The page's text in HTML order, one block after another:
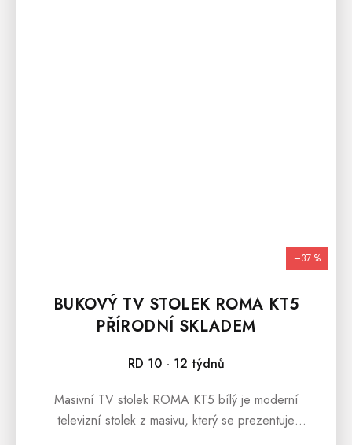
–37 %
BUKOVÝ TV STOLEK ROMA KT5
PŘÍRODNÍ SKLADEM
RD 10 - 12 týdnů
Masivní TV stolek ROMA KT5 bílý je moderní
televizní stolek z masivu, který se prezentuje